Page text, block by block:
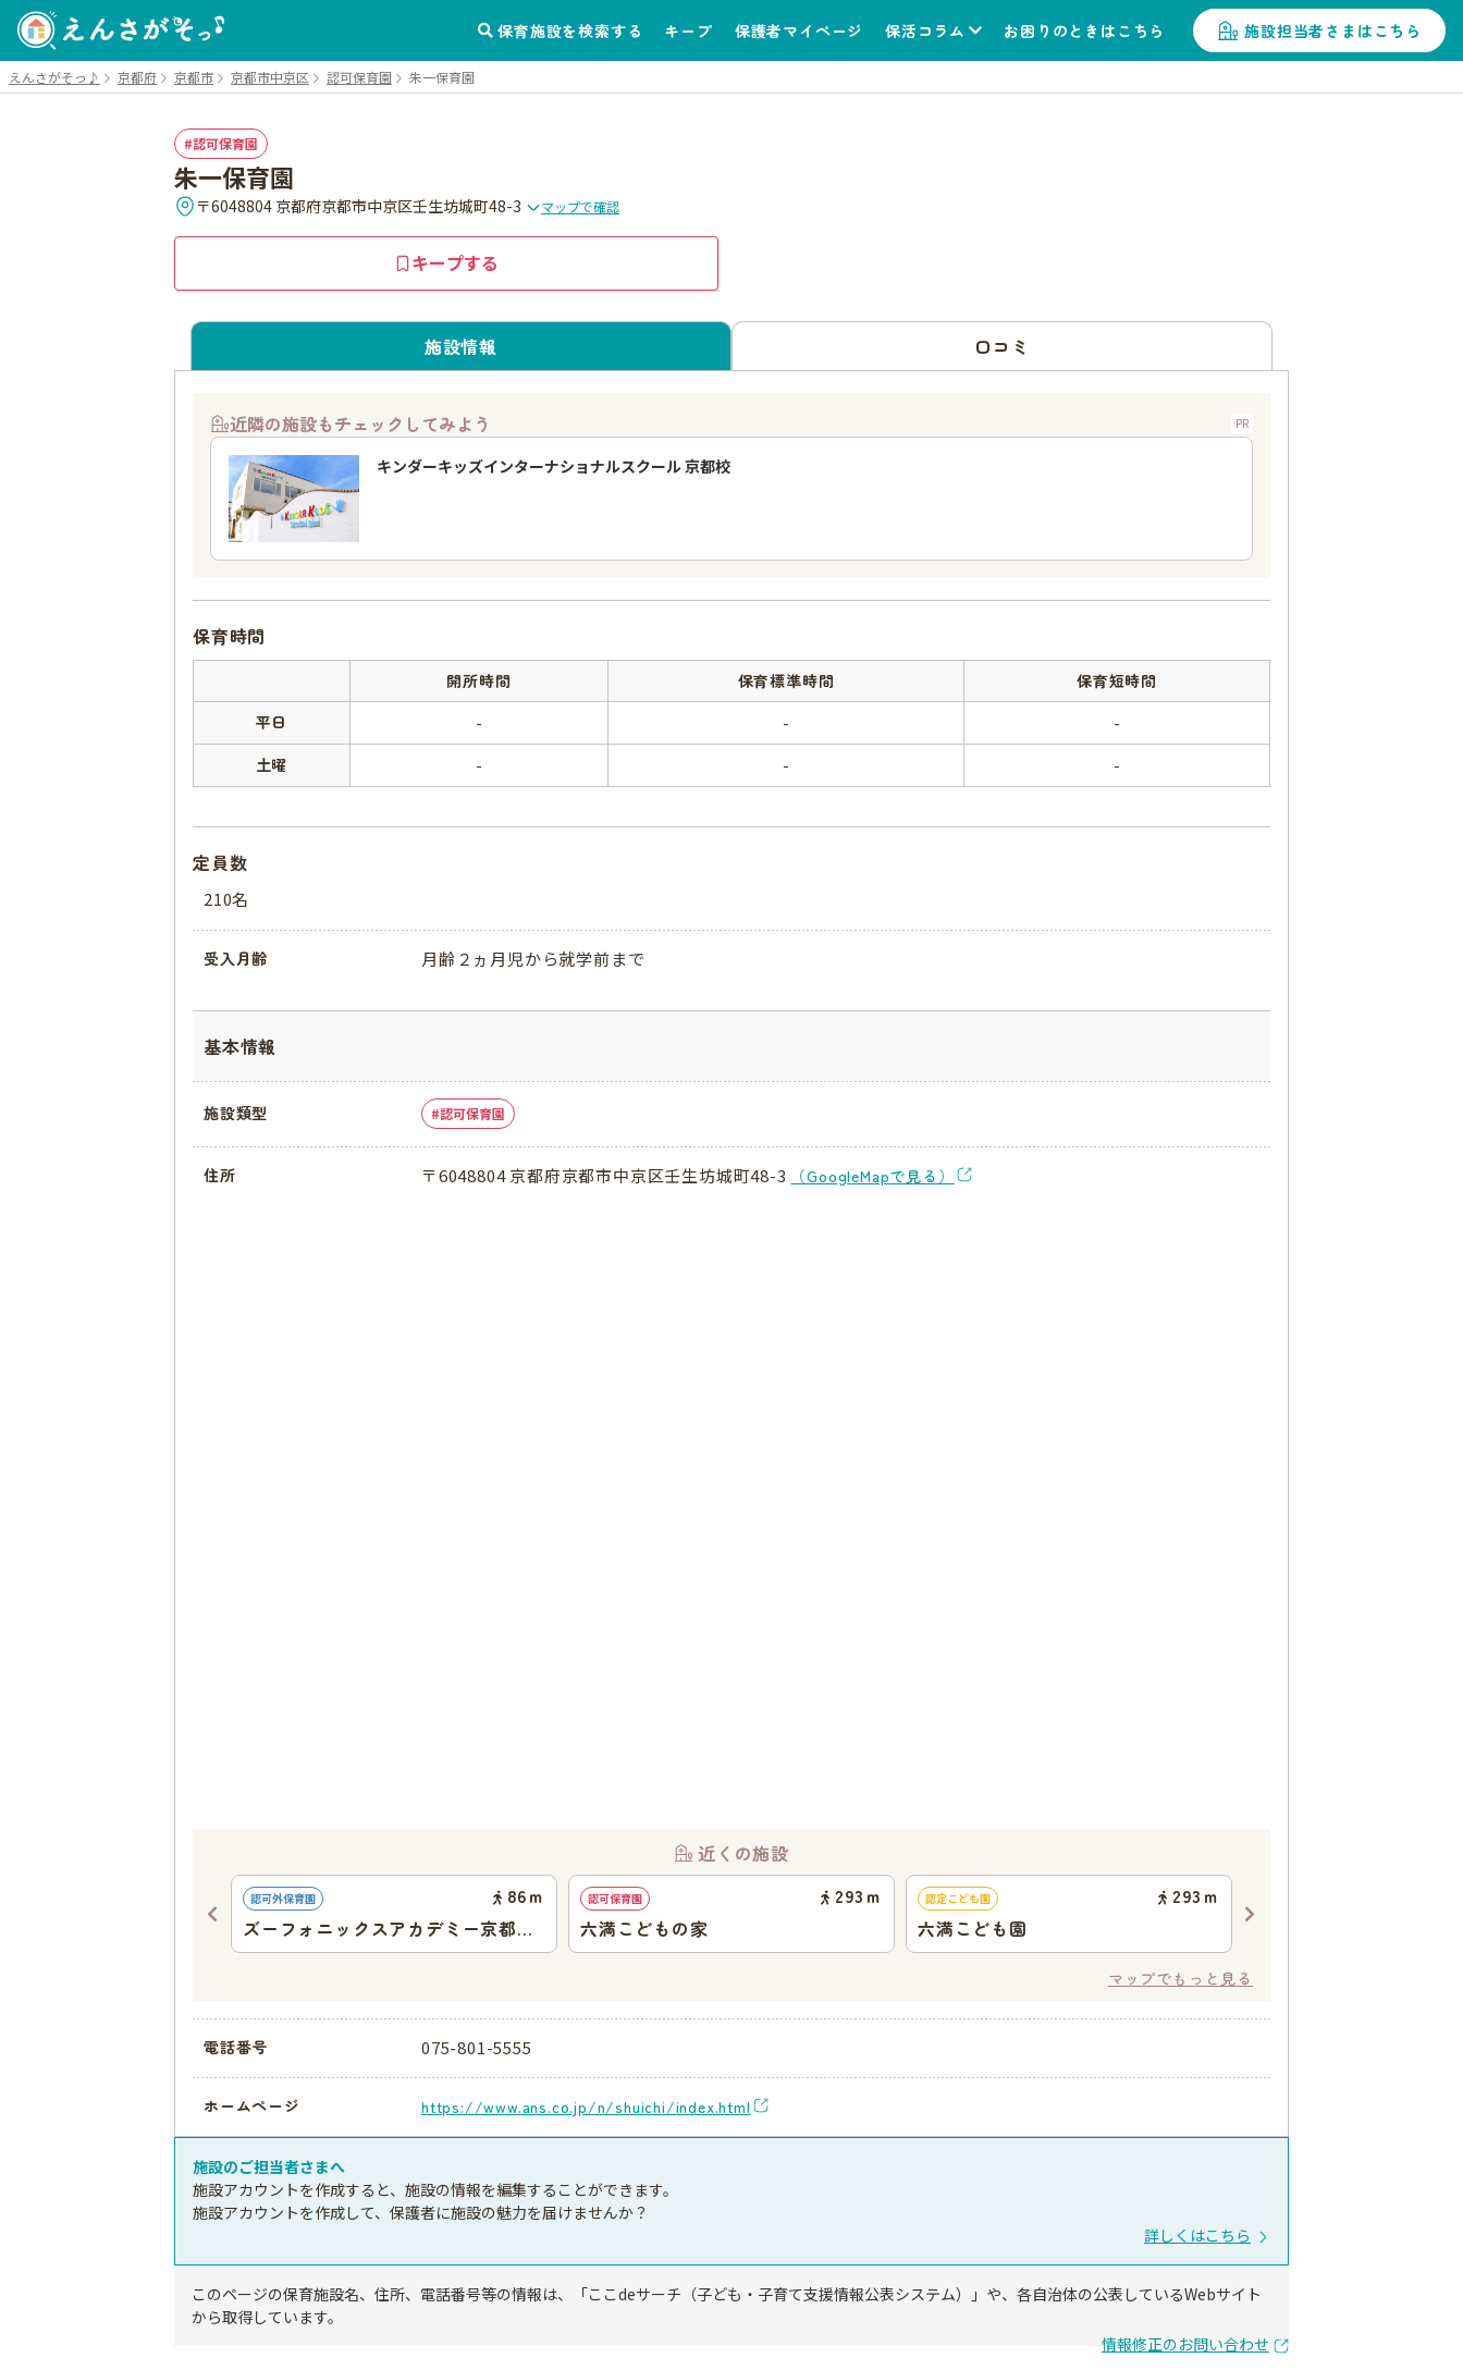
保育施設を検索する キープ 保護者マイページ 保活コラム お困りのときはこちら 施設担当者さまはこちら
えんさがそっ♪ 京都府 京都市 京都市中京区 認可保育園 朱一保育園
認可保育園
朱一保育園
〒6048804 京都府京都市中京区壬生坊城町48-3 マップで確認
キープする
施設情報 口コミ
近隣の施設もチェックしてみよう PR
キンダーキッズインターナショナルスクール 京都校
保育時間
開所時間 保育標準時間
保育短時間
平日
- - -
土曜 - - -
定員数
210名
受入月齢 月齢２ヵ月児から就学前まで
基本情報
施設類型 認可保育園
住所 〒6048804 京都府京都市中京区壬生坊城町48-3 （GoogleMapで見る）
近くの施設
認可外保育園 86ｍ
ズーフォニックスアカデミー京都
校/ブライトン・キッズ・インター
認可保育園 293 ｍ
六満こどもの家
認定こども園 293 ｍ
六満こども園
マップでもっと見る
電話番号 075-801-5555
ホームページ https://www.ans.co.jp/n/shuichi/index.html
施設のご担当者さまへ
施設アカウントを作成すると、施設の情報を編集することができます。
施設アカウントを作成して、保護者に施設の魅力を届けませんか？
詳しくはこちら
このページの保育施設名、住所、電話番号等の情報は、「ここdeサーチ（子ども・子育て支援情報公表システム）」や、各自治体の公表しているWebサイト
から取得しています。
情報修正のお問い合わせ